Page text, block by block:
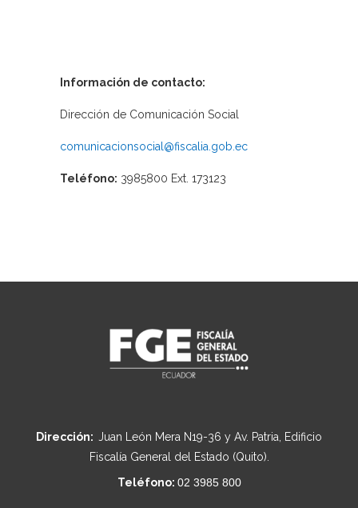
Información de contacto:
Dirección de Comunicación Social
comunicacionsocial@fiscalia.gob.ec
Teléfono: 3985800 Ext. 173123
Dirección: Juan León Mera N19-36 y Av. Patria, Edificio
Fiscalía General del Estado (Quito).
Teléfono: 02 3985 800